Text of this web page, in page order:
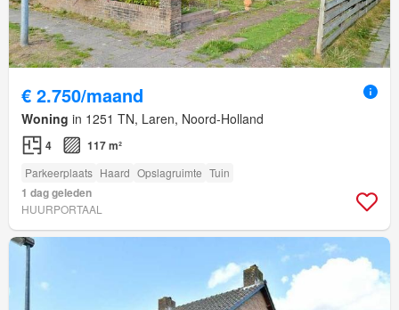
€ 2.750/maand
Woning in 1251 TN, Laren, Noord-Holland
4 117 m²
Parkeerplaats Haard Opslagruimte Tuin
1 dag geleden
HUURPORTAAL